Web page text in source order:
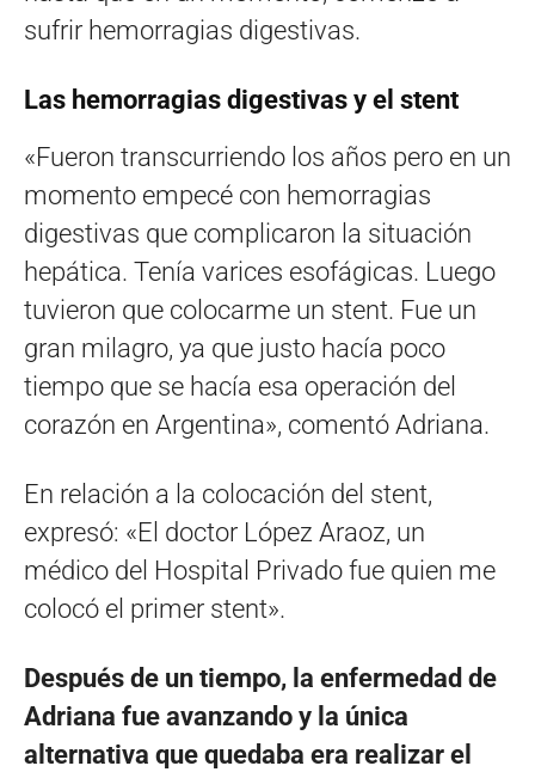
sufrir hemorragias digestivas.
Las hemorragias digestivas y el stent
«Fueron transcurriendo los años pero en un
momento empecé con hemorragias
digestivas que complicaron la situación
hepática. Tenía varices esofágicas. Luego
tuvieron que colocarme un stent. Fue un
gran milagro, ya que justo hacía poco
tiempo que se hacía esa operación del
corazón en Argentina», comentó Adriana.
En relación a la colocación del stent,
expresó: «El doctor López Araoz, un
médico del Hospital Privado fue quien me
colocó el primer stent».
Después de un tiempo, la enfermedad de
Adriana fue avanzando y la única
alternativa que quedaba era realizar el